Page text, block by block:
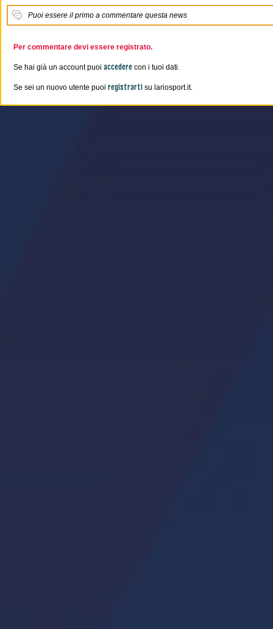
Puoi essere il primo a commentare questa news
Per commentare devi essere registrato.
Se hai già un account puoi accedere con i tuoi dati.
Se sei un nuovo utente puoi registrarti su lariosport.it.